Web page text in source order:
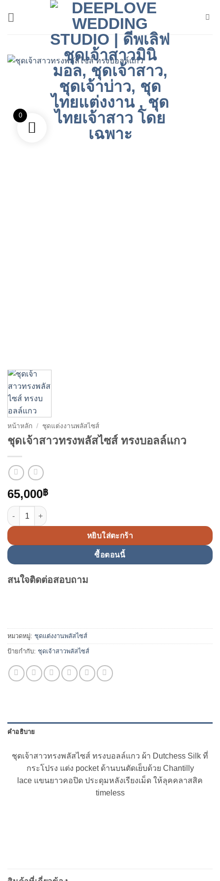
หน้าหลัก / ชุดแต่งงานพลัสไซส์
ชุดเจ้าสาวทรงพลัสไซส์ ทรงบอลล์แกว
65,000฿
จำนวน ชุดเจ้าสาวทรงพลัสไซส์ ทรงบอลล์แกว ชิ้น
หยิบใส่ตะกร้า
ซื้อตอนนี้
สนใจติดต่อสอบถาม
หมวดหมู่: ชุดแต่งงานพลัสไซส์
ป้ายกำกับ: ชุดเจ้าสาวพลัสไซส์
คำอธิบาย
ชุดเจ้าสาวทรงพลัสไซส์ ทรงบอลล์แกว ผ้า Dutchess Silk ที่
กระโปรง แต่ง pocket ด้านบนตัดเย็บด้วย Chantilly
lace แขนยาวคอปิด ประดุมหลังเรียงเม็ด ให้ลุคคลาสสิค
timeless
0